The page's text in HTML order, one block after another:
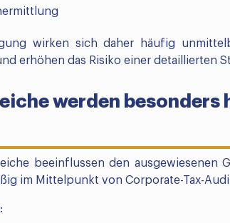
wirken sich daher häufig
erhöhen das Risiko einer detaillierten
werden besonders
beeinflussen den ausgewiesenen
im Mittelpunkt von Corporate-Tax-